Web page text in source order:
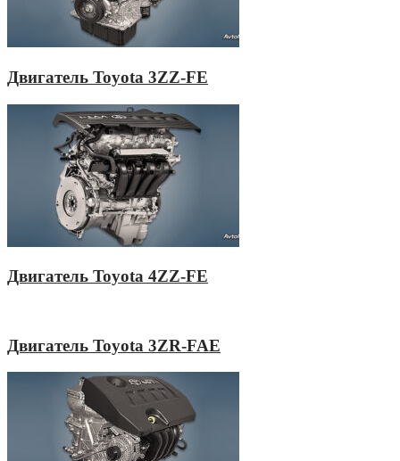
Двигатель Toyota 3ZZ-FE
Двигатель Toyota 4ZZ-FE
Двигатель Toyota 3ZR-FAE